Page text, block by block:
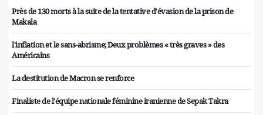
Près de 130 morts à la suite de la tentative d'évasion de la prison de
Makala
l'inflation et le sans-abrisme; Deux problèmes « très graves » des
Américains
La destitution de Macron se renforce
Finaliste de l'équipe nationale féminine iranienne de Sepak Takra